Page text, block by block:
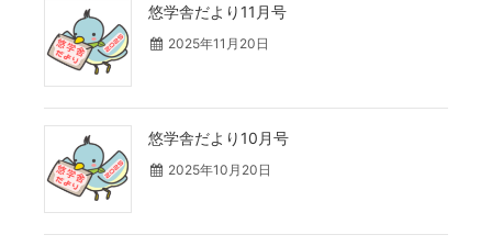
悠学舎だより11月号
2025年11月20日
悠学舎だより10月号
2025年10月20日